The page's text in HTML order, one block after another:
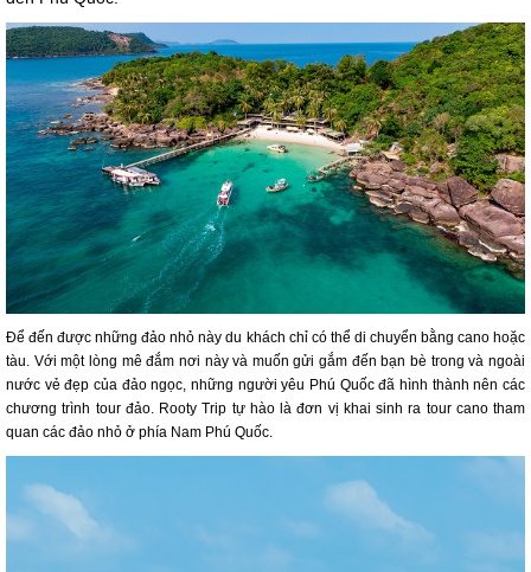
Để đến được những đảo nhỏ này du khách chỉ có thể di chuyển bằng cano hoặc
tàu. Với một lòng mê đắm nơi này và muốn gửi gắm đến bạn bè trong và ngoài
nước vẻ đẹp của đảo ngọc, những người yêu Phú Quốc đã hình thành nên các
chương trình tour đảo. Rooty Trip tự hào là đơn vị khai sinh ra tour cano tham
quan các đảo nhỏ ở phía Nam Phú Quốc.